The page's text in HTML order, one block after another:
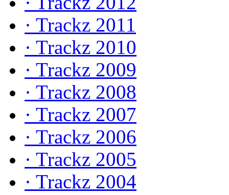
· Trackz 2011
· Trackz 2010
· Trackz 2009
· Trackz 2008
· Trackz 2007
· Trackz 2006
· Trackz 2005
· Trackz 2004